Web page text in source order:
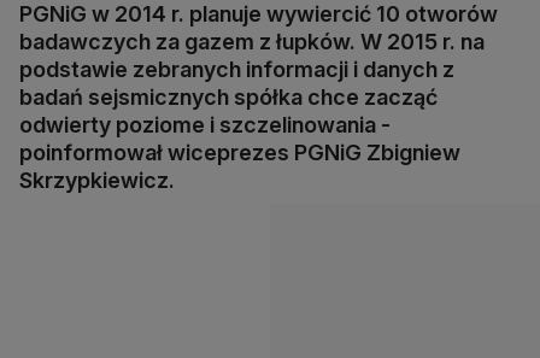
PGNiG w 2014 r. planuje wywiercić 10 otworów
badawczych za gazem z łupków. W 2015 r. na
podstawie zebranych informacji i danych z
badań sejsmicznych spółka chce zacząć
odwierty poziome i szczelinowania -
poinformował wiceprezes PGNiG Zbigniew
Skrzypkiewicz.